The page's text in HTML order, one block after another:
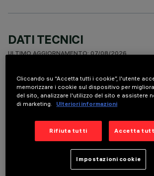
DATI TECNICI
ULTIMO AGGIORNAMENTO: 07/08/2026
DESCRIZIONE
Direct light luminaire, designed to use
4000K, 6000K) LED lamps , 48V dc with
control. Ceiling- and wall-mounted.
for DMX driver and supports for
separately). Extruded aluminium body and
zamak die-cast end caps complete with
Coated with liquid acrylic paint with a high
Cliccando su “Accetta tutti i cookie”, l'utente
memorizzare i cookie sul dispositivo per
del sito, analizzare l'utilizzo del sito e assistere
di marketing.
Ulteriori informazioni
Rifiuta tutti Accetta
Impostazioni cookie